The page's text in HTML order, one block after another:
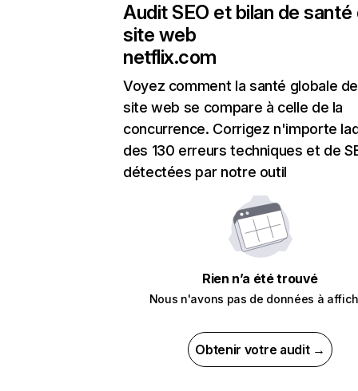
Audit SEO et bilan de santé
site web
netflix.com
Voyez comment la santé globale
site web se compare à celle de la
concurrence. Corrigez n'importe
des 130 erreurs techniques et de
détectées par notre outil
Rien n’a été trouvé
Nous n'avons pas de données à
Obtenir votre audit →